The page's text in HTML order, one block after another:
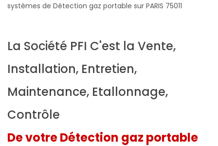
systèmes de Détection gaz portable sur PARIS 75011
La Société PFI C'est la Vente,
Installation, Entretien,
Maintenance, Etallonnage,
Contrôle
De votre Détection gaz portable